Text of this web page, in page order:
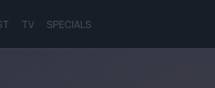
TV SPECIALS